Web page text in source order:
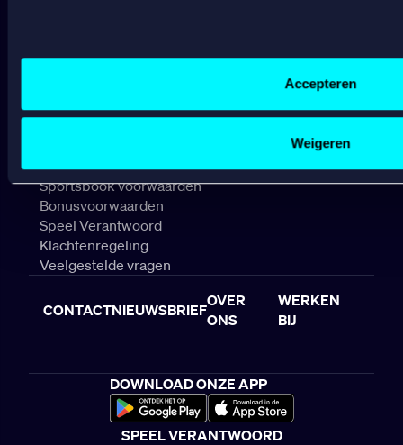
Advertentie- en contentmeting, inzichten in het publiek
Sociale media functionaliteit.
Accepteren
Weigeren
BETROUWBAAR
SPELEN
Algemene voorwaarden
Sportsbook voorwaarden
Bonusvoorwaarden
Speel Verantwoord
Klachtenregeling
Veelgestelde vragen
CONTACTNIEUWSBRIEF
OVER
ONS
WERKEN
BIJ
DOWNLOAD ONZE APP
SPEEL VERANTWOORD